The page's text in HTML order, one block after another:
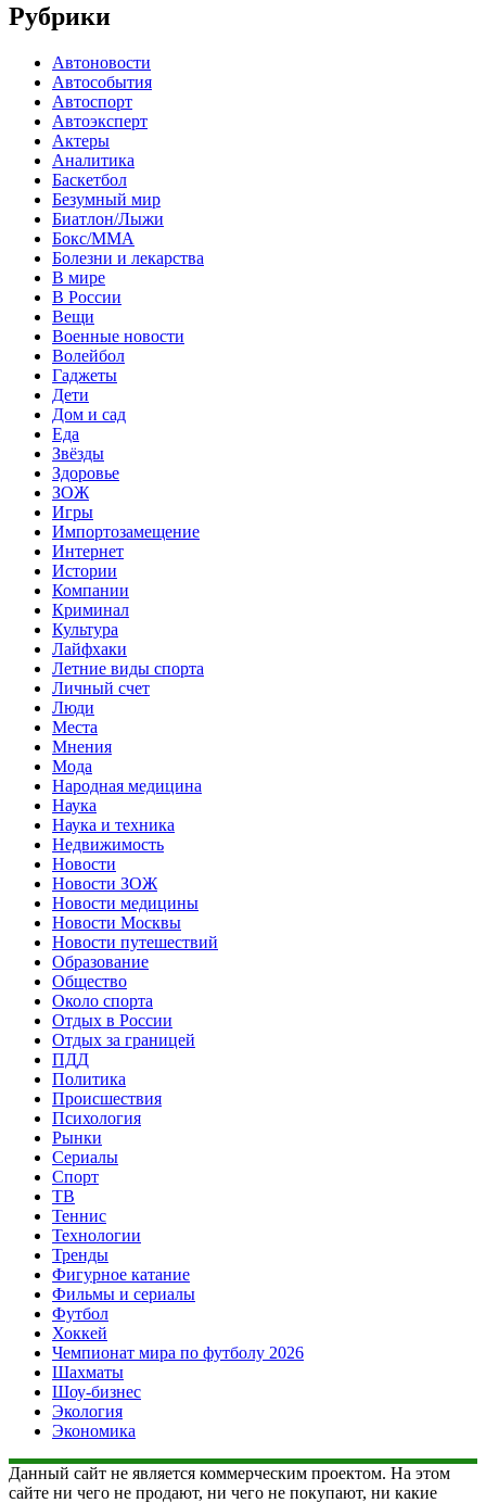
Рубрики
Автоновости
Автособытия
Автоспорт
Автоэксперт
Актеры
Аналитика
Баскетбол
Безумный мир
Биатлон/Лыжи
Бокс/MMA
Болезни и лекарства
В мире
В России
Вещи
Военные новости
Волейбол
Гаджеты
Дети
Дом и сад
Еда
Звёзды
Здоровье
ЗОЖ
Игры
Импортозамещение
Интернет
Истории
Компании
Криминал
Культура
Лайфхаки
Летние виды спорта
Личный счет
Люди
Места
Мнения
Мода
Народная медицина
Наука
Наука и техника
Недвижимость
Новости
Новости ЗОЖ
Новости медицины
Новости Москвы
Новости путешествий
Образование
Общество
Около спорта
Отдых в России
Отдых за границей
ПДД
Политика
Происшествия
Психология
Рынки
Сериалы
Спорт
ТВ
Теннис
Технологии
Тренды
Фигурное катание
Фильмы и сериалы
Футбол
Хоккей
Чемпионат мира по футболу 2026
Шахматы
Шоу-бизнес
Экология
Экономика
Данный сайт не является коммерческим проектом. На этом
сайте ни чего не продают, ни чего не покупают, ни какие